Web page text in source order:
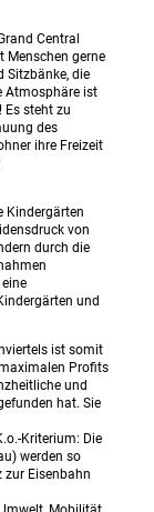
Central
Menschen gerne
Sitzbänke, die
Atmosphäre ist
Es steht zu
des
ihre Freizeit
Kindergärten
von
durch die
und
ist somit
Profits
und
hat. Sie
Kriterium: Die
werden so
zur Eisenbahn